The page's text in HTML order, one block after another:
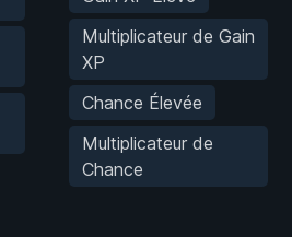
Multiplicateur de Gain
XP
Chance Élevée
Multiplicateur de
Chance